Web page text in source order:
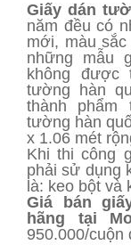
Giấy dán
năm đều có
mới, màu
những mẫu
không được
tường hàn
thành phẩm
tường hàn
x 1.06 mét
Khi thi công
phải sử dụng
là: keo bột và
Giá bán
hãng tại
950.000/cuộn